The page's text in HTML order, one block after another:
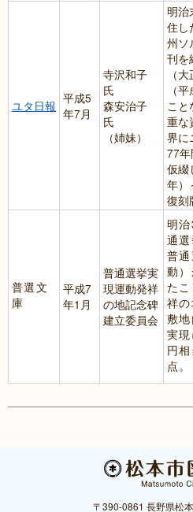
ユタ日報 平成5
年7月
寺沢和子
氏
森安治子
氏
（姉妹）
明治
住し
州ソ
刊を
（
（
こと
重な
界に
77
仮綴
年）
復刻
普選文
庫
平成7
年1月
普通選挙実
現運動発祥
の地記念碑
建立委員会
明
通
普
動
た
祥
敷
実
円
点。
〒390-0861 長野県松